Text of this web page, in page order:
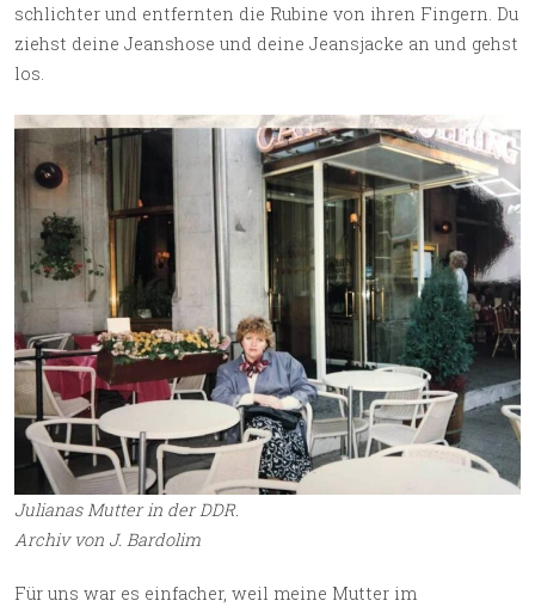
schlichter und entfernten die Rubine von ihren Fingern. Du
ziehst deine Jeanshose und deine Jeansjacke an und gehst
los.
Julianas Mutter in der DDR.
Archiv von J. Bardolim
Für uns war es einfacher, weil meine Mutter im